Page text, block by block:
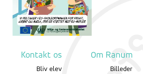
Kontakt os
Bliv elev
Om Ranum
Billeder